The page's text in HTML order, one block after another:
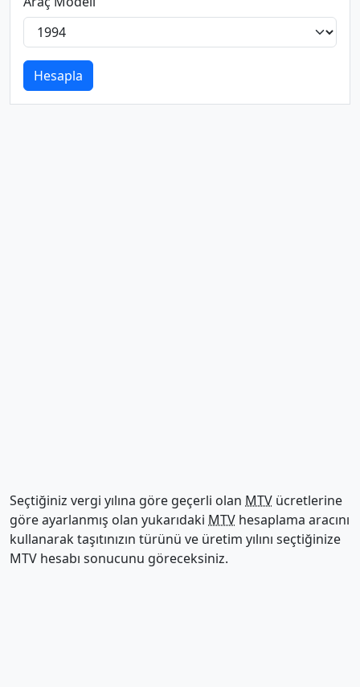
Hesapla
Seçtiğiniz vergi yılına göre geçerli olan MTV ücretlerine
göre ayarlanmış olan yukarıdaki MTV hesaplama aracını
kullanarak taşıtınızın türünü ve üretim yılını seçtiğinize
MTV hesabı sonucunu göreceksiniz.